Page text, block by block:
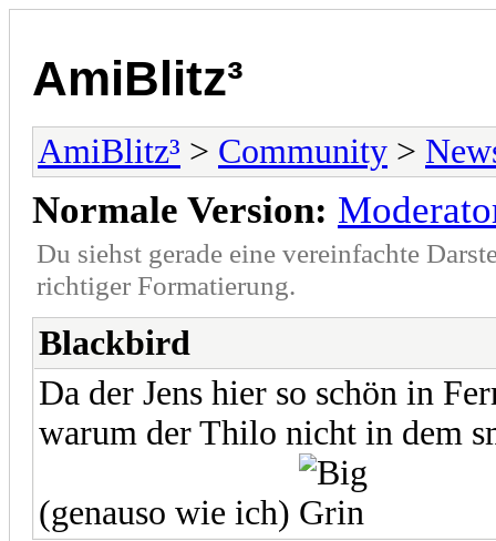
AmiBlitz³
AmiBlitz³ > Community >
Normale Version:
Du siehst gerade eine vereinfachte
richtiger Formatierung.
Blackbird
Da der Jens hier so schön in
warum der Thilo nicht in dem
(genauso wie ich)